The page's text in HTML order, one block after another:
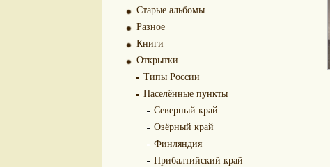
Старые альбомы
Разное
Книги
Открытки
Типы России
Населённые пункты
Северный край
Озёрный край
Финляндия
Прибалтийский край